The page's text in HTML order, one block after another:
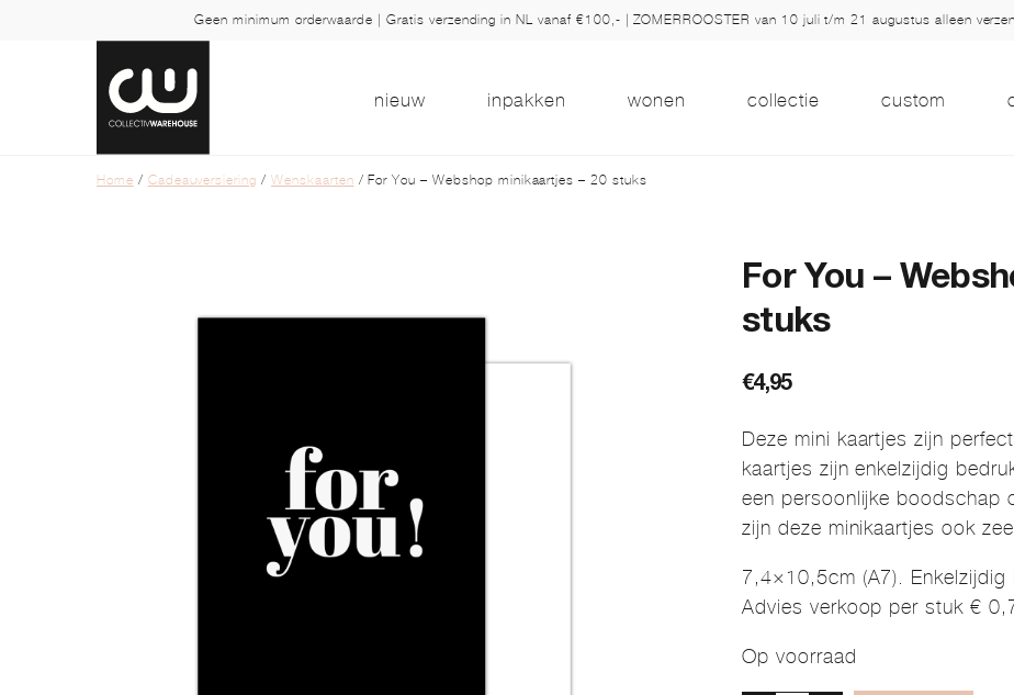
Geen minimum orderwaarde | Gratis verzending in NL vanaf €100,- | ZOMERROOSTER van 10 juli t/m 21 augustus alleen
nieuw inpakken wonen collectie custom
Home / Cadeauversiering / Wenskaarten / For You – Webshop minikaartjes – 20 stuks
For You –
stuks
€4,95
Deze mini kaartjes zijn
kaartjes zijn enkelzijdig
een persoonlijke boodschap
zijn deze minikaartjes ook
7,4×10,5cm (A7).
Advies verkoop per stuk €
Op voorraad